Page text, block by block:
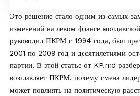
Это решение стало одним из самых
изменений на левом фланге
руководил ПКРМ с 1994 года, был
2001 по 2009 год и десятилетиями
партии. В этой статье от KP.md
возглавляет ПКРМ, почему смена
может повлиять на политическую